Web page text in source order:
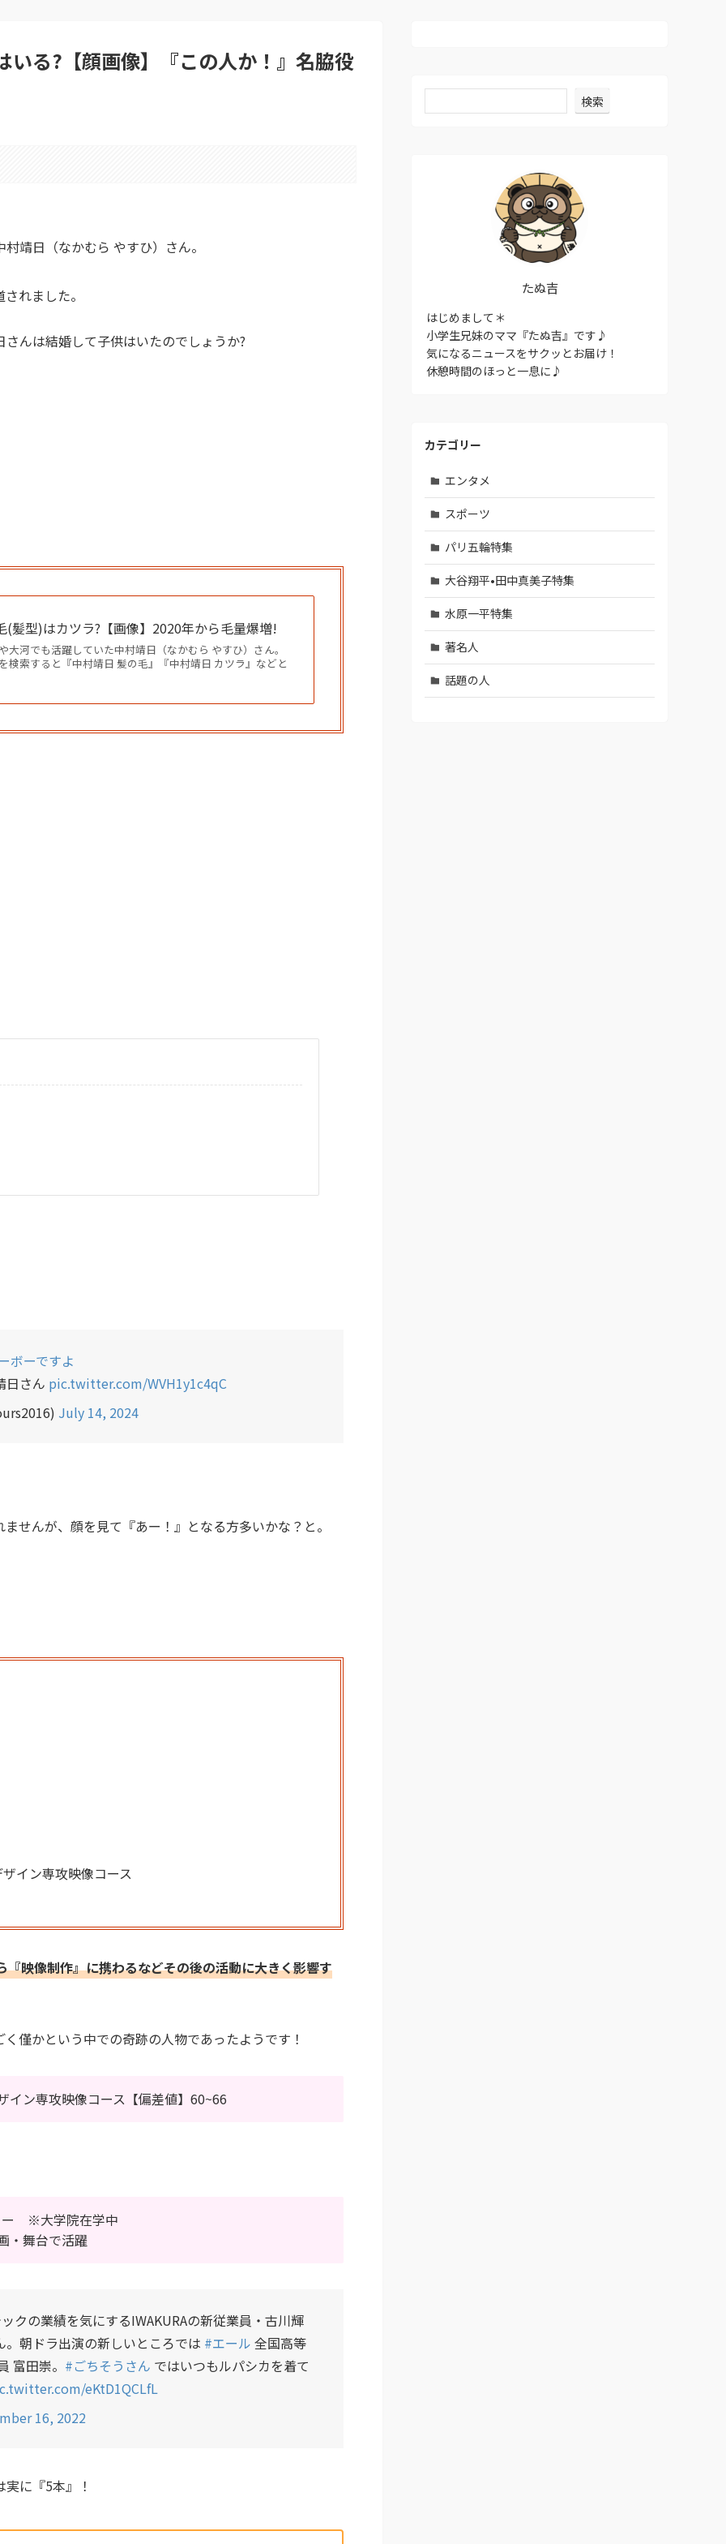
いる?【顔画像】『この人か！』名脇役
靖日（なかむら やすひ）さん。
れました。
んは結婚して子供はいたのでしょうか?
(髪型)はカツラ?【画像】2020年から毛量爆増!
大河でも活躍していた中村靖日（なかむら やすひ）さん。
検索すると『中村靖日 髪の毛』『中村靖日 カツラ』などと
ボーですよ
日さん pic.twitter.com/WVH1y1c4qC
July 14, 2024
せんが、顔を見て『あー！』となる方多いかな？と。
イン専攻映像コース
映像制作』に携わるなどその後の活動に大きく影響す
僅かという中での奇跡の人物であったようです！
イン専攻映像コース【偏差値】60~66
ー ※大学院在学中
・舞台で活躍
クの業績を気にするIWAKURAの新従業員・古川輝
朝ドラ出演の新しいところでは #エール 全国高等
富田崇。 #ごちそうさん ではいつもルパシカを着て
eKtD1QCLfL
16, 2022
に『5本』！
検索
たぬ吉
はじめまして＊
小学生兄妹のママ『たぬ吉』です♪
気になるニュースをサクッとお届け！
休憩時間のほっと一息に♪
カテゴリー
エンタメ
スポーツ
パリ五輪特集
大谷翔平•田中真美子特集
水原一平特集
著名人
話題の人